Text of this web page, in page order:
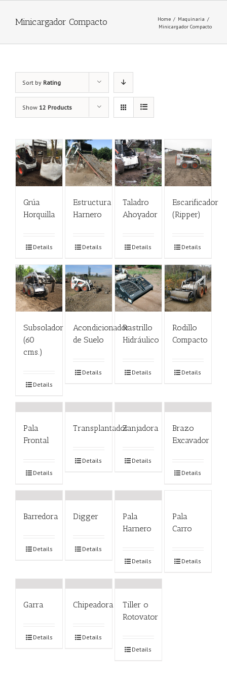
Minicargador Compacto Home / Maquinaria /
Minicargador Compacto
Sort by Rating
Show 12 Products
Grúa
Horquilla
Details
Estructura
Harnero
Details
Taladro
Ahoyador
Details
Escarificador
(Ripper)
Details
Subsolador
(60
cms.)
Details
Acondicionador
de Suelo
Details
Rastrillo
Hidráulico
Details
Rodillo
Compacto
Details
Pala
Frontal
Details
Transplantador
Details
Zanjadora
Details
Brazo
Excavador
Details
Barredora
Details
Digger
Details
Pala
Harnero
Details
Pala
Carro
Details
Garra
Details
Chipeadora
Details
Tiller o
Rotovator
Details